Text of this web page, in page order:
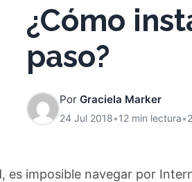
¿Cómo
paso?
Por Graciela Marker
24 Jul 2018•12 min lectura•
es imposible navegar por